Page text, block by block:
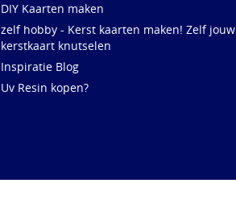
DIY Kaarten maken
zelf hobby - Kerst kaarten maken! Zelf jouw
kerstkaart knutselen
Inspiratie Blog
Uv Resin kopen?